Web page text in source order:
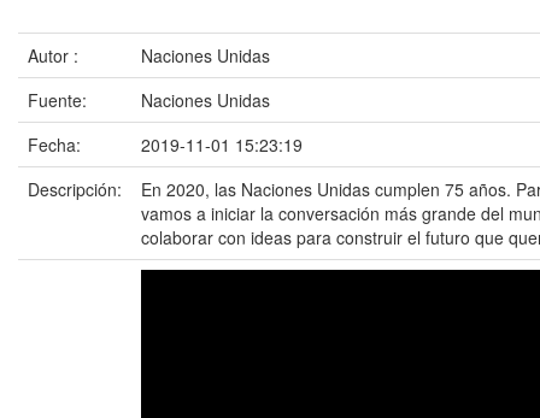
Autor :
Naciones Unidas
Fuente:
Naciones Unidas
Fecha:
2019-11-01 15:23:19
Descripción:
En 2020, las Naciones Unidas cumplen 75 años.
vamos a iniciar la conversación más grande del
colaborar con ideas para construir el futuro que